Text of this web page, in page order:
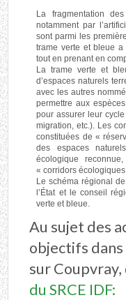
La fragmentation
notamment par
sont parmi les
trame verte et bleue a
tout en prenant en
La trame verte et
d’espaces naturels
avec les autres
permettre aux
pour assurer leur
migration, etc.). Les
constituées de «
des espaces
écologique
« corridors
Le schéma régional
l’État et le conseil
verte et bleue.
Au sujet des
objectifs
sur Coupvray,
du SRCE IDF: